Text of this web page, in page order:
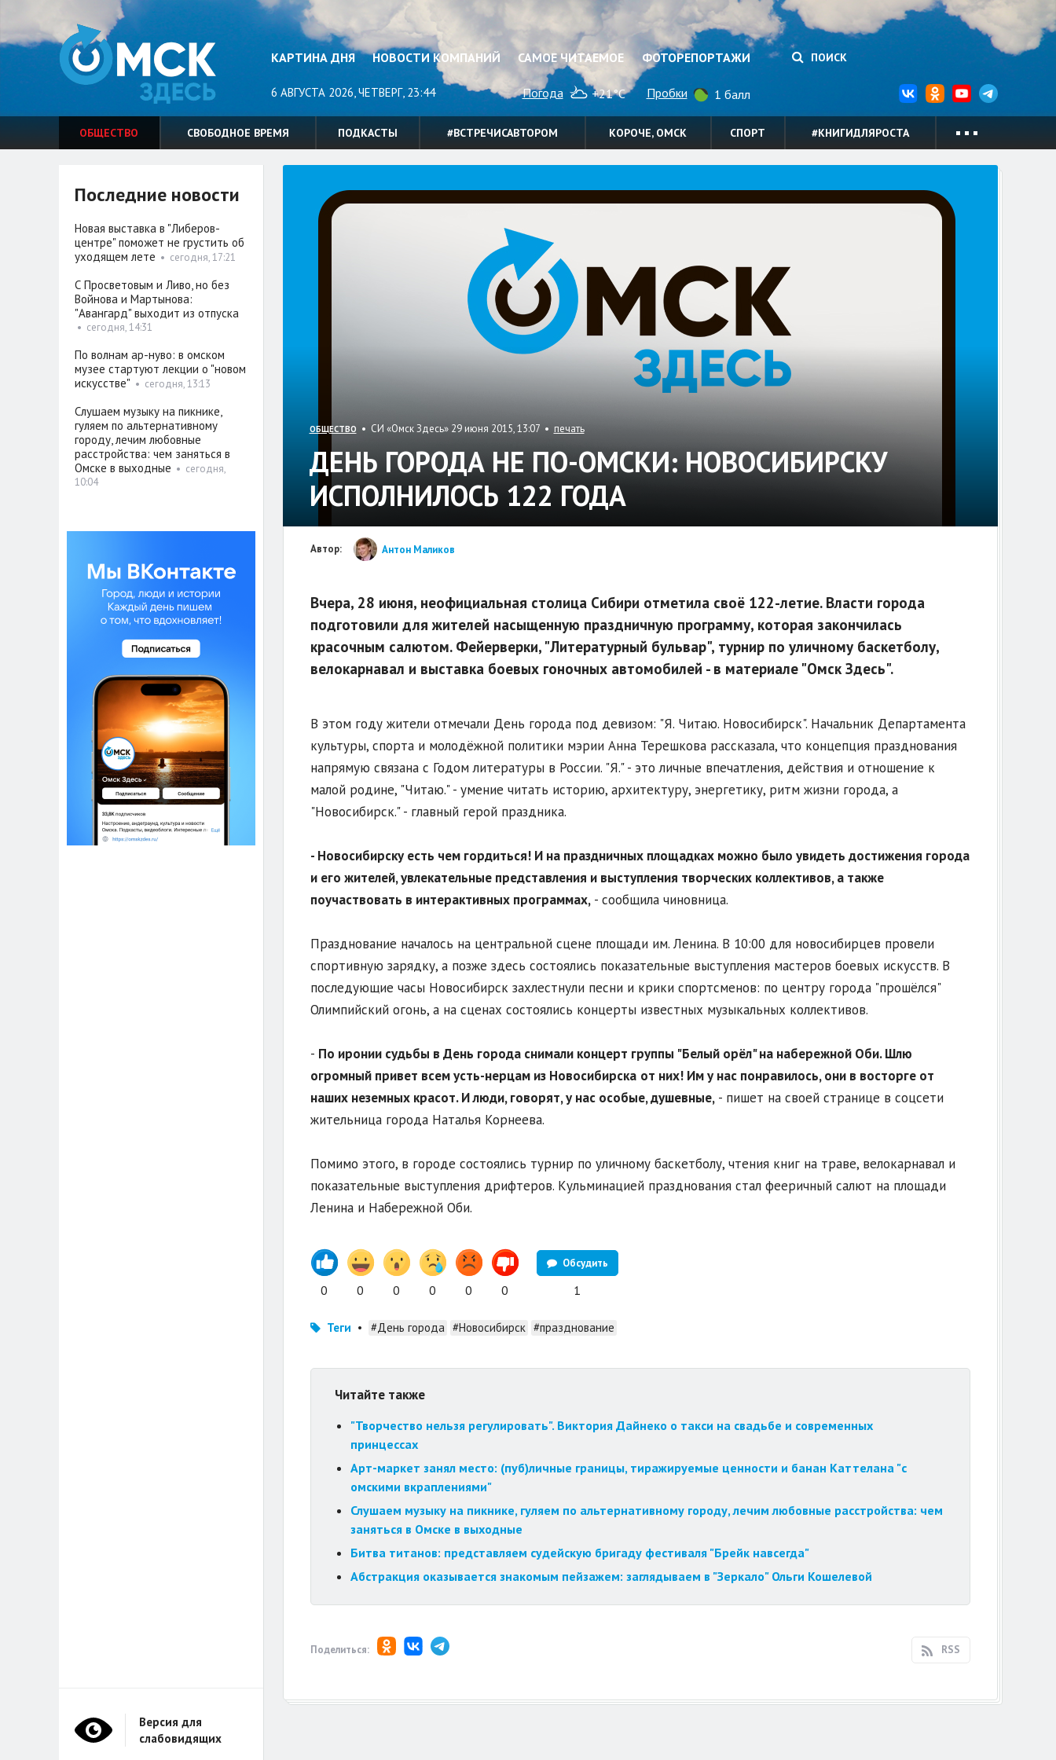
КАРТИНА ДНЯ НОВОСТИ КОМПАНИЙ САМОЕ ЧИТАЕМОЕ ФОТОРЕПОРТАЖИ ПОИСК
6 АВГУСТА 2026, ЧЕТВЕРГ, 23:44 Погода +21°C Пробки 1 балл
ОБЩЕСТВО СВОБОДНОЕ ВРЕМЯ ПОДКАСТЫ #ВСТРЕЧИСАВТОРОМ КОРОЧЕ, ОМСК СПОРТ #КНИГИДЛЯРОСТА
ОБЩЕСТВО • СИ «Омск Здесь» 29 июня 2015, 13:07 • печать
ДЕНЬ ГОРОДА НЕ ПО-ОМСКИ: НОВОСИБИРСКУ
ИСПОЛНИЛОСЬ 122 ГОДА
Автор: Антон Маликов
Вчера, 28 июня, неофициальная столица Сибири отметила своё 122-летие. Власти города
подготовили для жителей насыщенную праздничную программу, которая закончилась
красочным салютом. Фейерверки, "Литературный бульвар", турнир по уличному баскетболу,
велокарнавал и выставка боевых гоночных автомобилей - в материале "Омск Здесь".
В этом году жители отмечали День города под девизом: "Я. Читаю. Новосибирск". Начальник Департамента
культуры, спорта и молодёжной политики мэрии Анна Терешкова рассказала, что концепция празднования
напрямую связана с Годом литературы в России. "Я." - это личные впечатления, действия и отношение к
малой родине, "Читаю." - умение читать историю, архитектуру, энергетику, ритм жизни города, а
"Новосибирск." - главный герой праздника.
- Новосибирску есть чем гордиться! И на праздничных площадках можно было увидеть достижения города
и его жителей, увлекательные представления и выступления творческих коллективов, а также
поучаствовать в интерактивных программах,- сообщила чиновница.
Празднование началось на центральной сцене площади им. Ленина. В 10:00 для новосибирцев провели
спортивную зарядку, а позже здесь состоялись показательные выступления мастеров боевых искусств. В
последующие часы Новосибирск захлестнули песни и крики спортсменов: по центру города "прошёлся"
Олимпийский огонь, а на сценах состоялись концерты известных музыкальных коллективов.
- По иронии судьбы в День города снимали концерт группы "Белый орёл" на набережной Оби. Шлю
огромный привет всем усть-нерцам из Новосибирска от них! Им у нас понравилось, они в восторге от
наших неземных красот. И люди, говорят, у нас особые, душевные,- пишет на своей странице в соцсети
жительница города Наталья Корнеева.
Помимо этого, в городе состоялись турнир по уличному баскетболу, чтения книг на траве, велокарнавал и
показательные выступления дрифтеров. Кульминацией празднования стал фееричный салют на площади
Ленина и Набережной Оби.
0 0 0 0 0 0
Обсудить
1
Теги • #День города #Новосибирск #празднование
Читайте также
"Творчество нельзя регулировать". Виктория Дайнеко о такси на свадьбе и современных
принцессах
Арт-маркет занял место: (пуб)личные границы, тиражируемые ценности и банан Каттелана "с
омскими вкраплениями"
Слушаем музыку на пикнике, гуляем по альтернативному городу, лечим любовные расстройства: чем
заняться в Омске в выходные
Битва титанов: представляем судейскую бригаду фестиваля "Брейк навсегда"
Абстракция оказывается знакомым пейзажем: заглядываем в "Зеркало" Ольги Кошелевой
Поделиться: RSS
Последние новости
Новая выставка в "Либеров-
центре" поможет не грустить об
уходящем лете • сегодня, 17:21
С Просветовым и Ливо, но без
Войнова и Мартынова:
"Авангард" выходит из отпуска
• сегодня, 14:31
По волнам ар-нуво: в омском
музее стартуют лекции о "новом
искусстве" • сегодня, 13:13
Слушаем музыку на пикнике,
гуляем по альтернативному
городу, лечим любовные
расстройства: чем заняться в
Омске в выходные • сегодня,
10:04
Версия для
слабовидящих